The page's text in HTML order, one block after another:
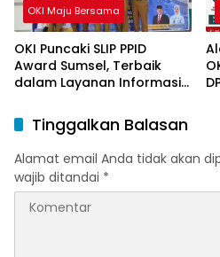
OKI Maju Bersama
OKI Puncaki SLIP PPID
Award Sumsel, Terbaik
dalam Layanan Informasi
Tinggalkan Balasan
Alamat email Anda tidak akan
wajib ditandai *